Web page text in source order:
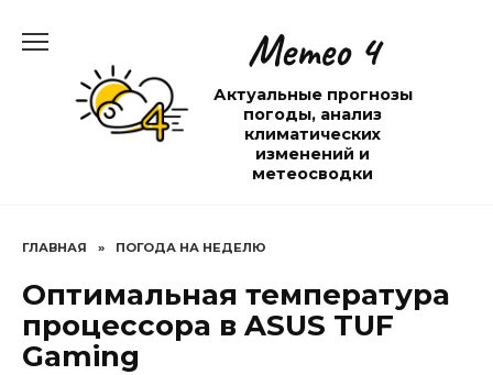
содержанию
Метео 4
Актуальные прогнозы
погоды, анализ
климатических
изменений и
метеосводки
ГЛАВНАЯ » ПОГОДА НА НЕДЕЛЮ
Оптимальная температура
процессора в ASUS TUF
Gaming